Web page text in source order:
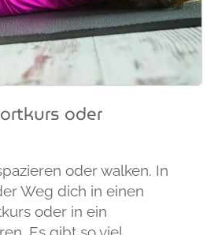
oder
oder walken. In
Weg dich in einen
oder in ein